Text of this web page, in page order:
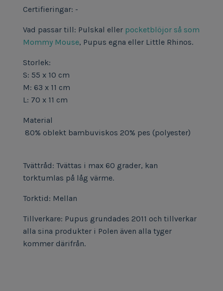
Certifieringar: -
Vad passar till: Pulskal eller pocketblöjor så som
Mommy Mouse, Pupus egna eller Little Rhinos.
Storlek:
S: 55 x 10 cm
M: 63 x 11 cm
L: 70 x 11 cm
Material
80% oblekt bambuviskos 20% pes (polyester)
Tvättråd: Tvättas i max 60 grader, kan
torktumlas på låg värme.
Torktid: Mellan
Tillverkare: Pupus grundades 2011 och tillverkar
alla sina produkter i Polen även alla tyger
kommer därifrån.